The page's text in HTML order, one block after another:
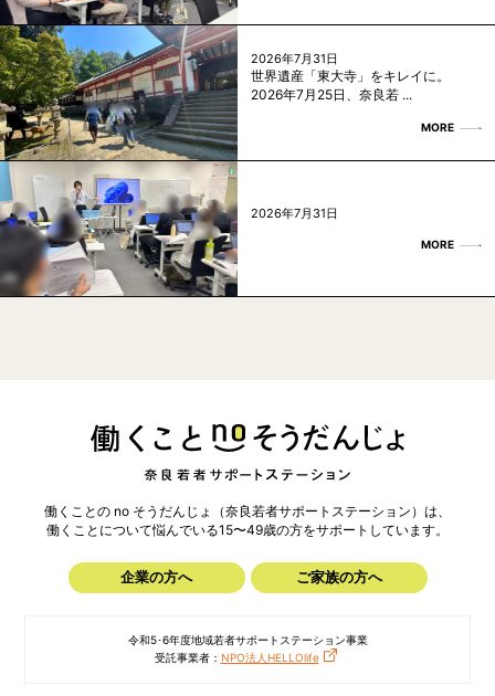
2026年7月31日
世界遺産「東大寺」をキレイに。
2026年7月25日、奈良若 ...
MORE
2026年7月31日
MORE
働くことの no そうだんじょ（奈良若者サポートステーション）は、
働くことについて悩んでいる15〜49歳の方をサポートしています。
企業の方へ ご家族の方へ
令和5･6年度地域若者サポートステーション事業
受託事業者： NPO法人HELLOlife